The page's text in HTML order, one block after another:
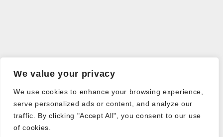
We value your privacy
We use cookies to enhance your browsing experience,
serve personalized ads or content, and analyze our
traffic. By clicking "Accept All", you consent to our use
of cookies.